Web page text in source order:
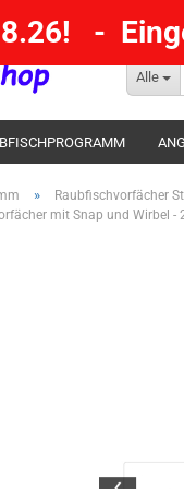
Alle
-
POSEN SBIRULINOS
» Raubfischvorfächer
mit Snap und Wirbel -